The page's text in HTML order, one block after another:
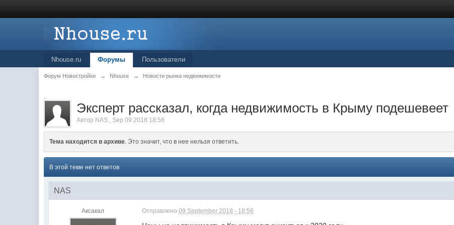
Nhouse.ru Форумы Пользователи
Форум Новостройки → Nhouse → Новости рынка недвижимости
.
Эксперт рассказал, когда недвижимость в Крыму подешевеет
Автор NAS , Sep 09 2018 18:56
Тема находится в архиве. Это значит, что в нее нельзя ответить.
В этой теме нет ответов
NAS
Аксакал Отправлено09 September 2018 - 18:56